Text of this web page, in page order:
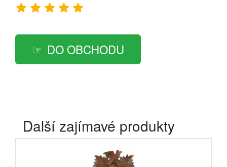
DO OBCHODU
Další zajímavé produkty